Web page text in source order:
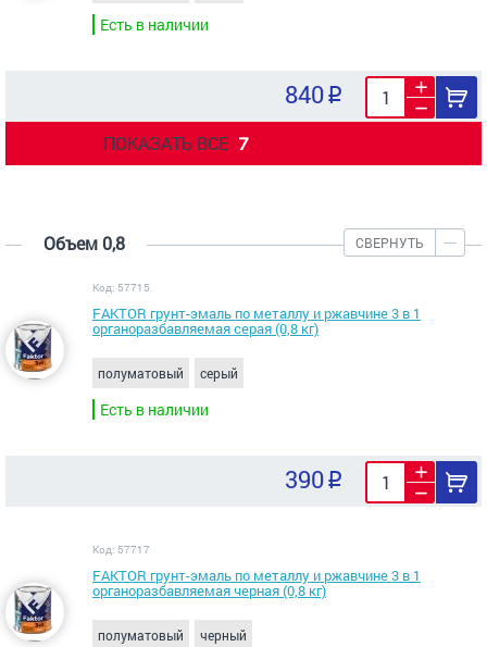
Есть в наличии
840
ПОКАЗАТЬ ВСЕ 7
Объем 0,8 СВЕРНУТЬ
Код: 57715
FAKTOR грунт-эмаль по металлу и ржавчине 3 в 1
органоразбавляемая серая (0,8 кг)
полуматовый серый
Есть в наличии
390
Код: 57717
FAKTOR грунт-эмаль по металлу и ржавчине 3 в 1
органоразбавляемая черная (0,8 кг)
полуматовый черный